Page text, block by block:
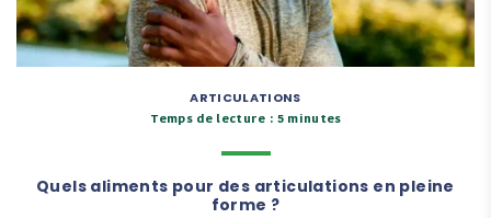
ARTICULATIONS
Temps de lecture : 5 minutes
Quels aliments pour des articulations en pleine
forme ?